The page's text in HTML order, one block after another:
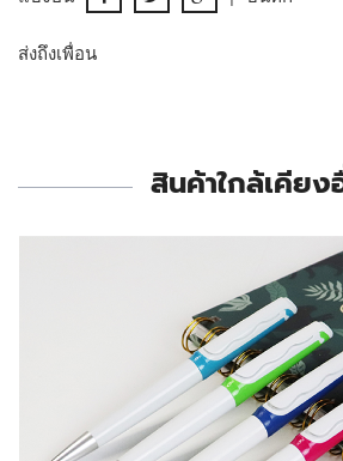
ส่งถึงเพื่อน
สินค้าใกล้เคีย